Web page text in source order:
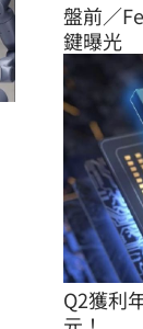
盤前／
鍵曝光
Q2獲利